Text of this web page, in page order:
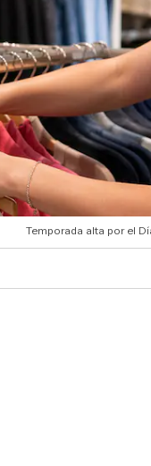
Temporada alta por el